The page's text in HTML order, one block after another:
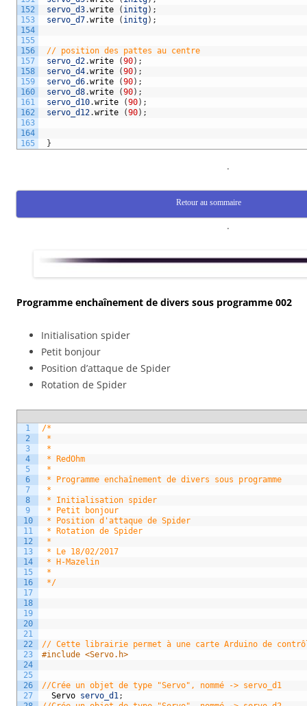
152
153
154
155
156
157
158
159
160
161
162
163
164
165
servo_d3.write ( initg) ;
servo_d7.write ( initg) ;
// position des pattes au centre
servo_d2.write (90) ;
servo_d4.write (90) ;
servo_d6.write (90) ;
servo_d8.write (90) ;
servo_d10.write (90) ;
servo_d12.write (90) ;
}
.
Retour au sommaire
.
Programme enchaînement de divers sous programme 002
Initialisation spider
Petit bonjour
Position d’attaque de Spider
Rotation de Spider
1
2
3
4
5
6
7
8
9
10
11
12
13
14
15
16
17
18
19
20
21
22
23
24
25
26
27
/*
*
*
* RedOhm
*
* Programme enchaînement de divers sous programme
*
* Initialisation spider
* Petit bonjour
* Position d'attaque de Spider
* Rotation de Spider
*
* Le 18/02/2017
* H-Mazelin
*
*/
// Cette librairie permet à une carte Arduino de
#include <Servo.h>
//Crée un objet de type "Servo", nommé -> servo_d1
Servo servo_d1;